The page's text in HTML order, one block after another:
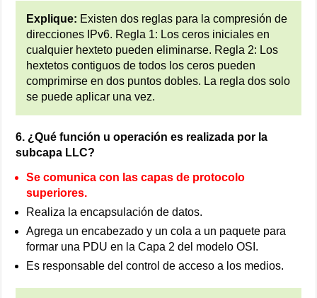
Explique: Existen dos reglas para la compresión de
direcciones IPv6. Regla 1: Los ceros iniciales en
cualquier hexteto pueden eliminarse. Regla 2: Los
hextetos contiguos de todos los ceros pueden
comprimirse en dos puntos dobles. La regla dos solo
se puede aplicar una vez.
6. ¿Qué función u operación es realizada por la
subcapa LLC?
Se comunica con las capas de protocolo
superiores.
Realiza la encapsulación de datos.
Agrega un encabezado y un cola a un paquete para
formar una PDU en la Capa 2 del modelo OSI.
Es responsable del control de acceso a los medios.